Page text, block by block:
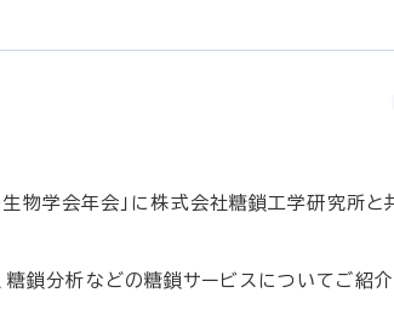
学会年会」に株式会社糖鎖工学研究所と
糖鎖分析などの糖鎖サービスについてご紹介